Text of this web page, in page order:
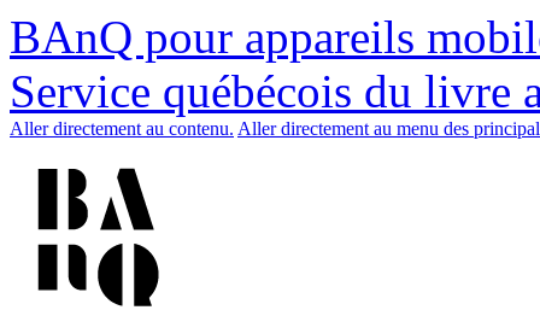
BAnQ pour appareils
Service québécois du livre
Aller directement au contenu. Aller directement au menu des